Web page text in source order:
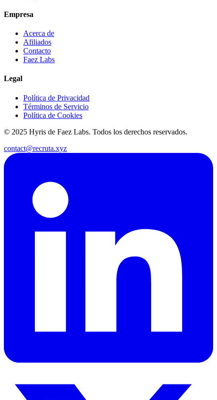
Empresa
Acerca de
Afiliados
Contacto
Faez Labs
Legal
Política de Privacidad
Términos de Servicio
Política de Cookies
© 2025 Hyris de Faez Labs. Todos los derechos reservados.
contact@recruta.xyz